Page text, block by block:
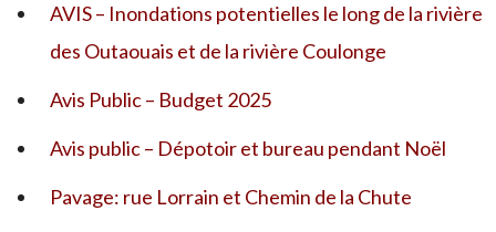
AVIS – Inondations potentielles le long de la rivière
des Outaouais et de la rivière Coulonge
Avis Public – Budget 2025
Avis public – Dépotoir et bureau pendant Noël
Pavage: rue Lorrain et Chemin de la Chute